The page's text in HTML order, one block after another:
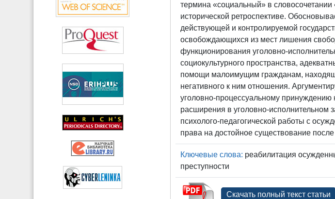
термина «социальный» в
исторической ретроспективе.
действующей и контролируемой
освобождающихся из мест лишения
функционирования уголовно-
социокультурного пространства,
помощи малоимущим гражданам,
негативного к ним отношения.
уголовно-процессуальному
расширения в уголовно-исполнительном
психолого-педагогической работы с
права на достойное существование
Ключевые слова: реабилитация
преступности
Скачать полный текст статьи